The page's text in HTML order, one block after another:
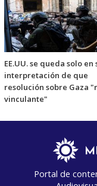
EE.UU. se queda solo en
interpretación de que
resolución sobre Gaza
vinculante"
Portal de